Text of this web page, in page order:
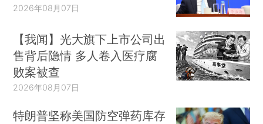
2026年08月07日
【我闻】光大旗下上市公司出
售背后隐情 多人卷入医疗腐
败案被查
2026年08月07日
特朗普坚称美国防空弹药库存